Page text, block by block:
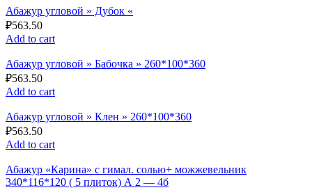
Абажур угловой » Дубок «
₽563.50
Add to cart
Абажур угловой » Бабочка » 260*100*360
₽563.50
Add to cart
Абажур угловой » Клен » 260*100*360
₽563.50
Add to cart
Абажур «Карина» с гимал. солью+ можжевельник
340*116*120 ( 5 плиток) А 2 — 4б